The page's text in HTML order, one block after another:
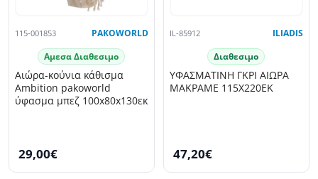
115-001853 PAKOWORLD
Αμεσα Διαθεσιμο
Αιώρα-κούνια κάθισμα
Ambition pakoworld
ύφασμα μπεζ 100x80x130εκ
29,00€
IL-85912 ILIADIS
Διαθεσιμο
ΥΦΑΣΜΑΤΙΝΗ ΓΚΡΙ ΑΙΩΡΑ
ΜΑΚΡΑΜΕ 115Χ220ΕΚ
47,20€